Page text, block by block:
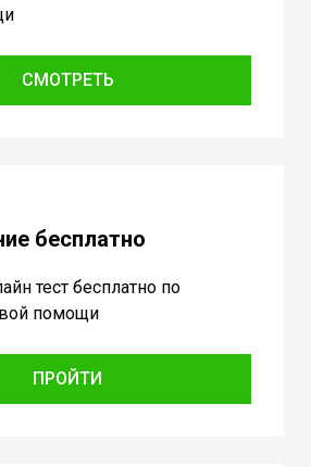
СМОТРЕТЬ
бесплатно
тест бесплатно по
помощи
ПРОЙТИ